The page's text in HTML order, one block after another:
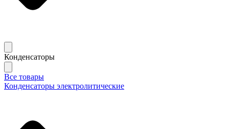
Конденсаторы
Все товары
Конденсаторы электролитические